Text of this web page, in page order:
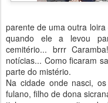
parente de uma outra
quando ele a levou
cemitério... brrr
notícias... Como ficaram
parte do mistério.
Na cidade onde nasci,
fulano, filho de dona